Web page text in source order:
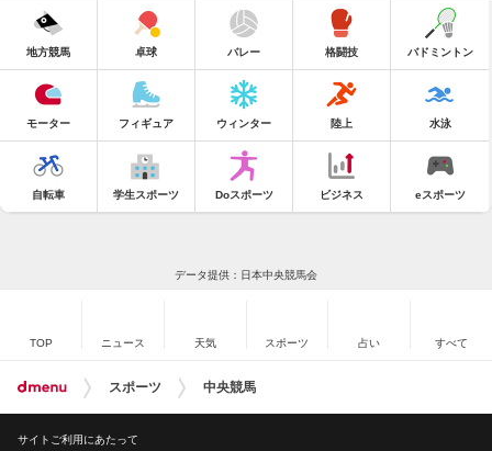
地方競馬 卓球 バレー 格闘技 バドミントン
モーター フィギュア ウィンター 陸上 水泳
自転車 学生スポーツ Doスポーツ ビジネス eスポーツ
データ提供：日本中央競馬会
TOP ニュース 天気 スポーツ 占い すべて
スポーツ 中央競馬
サイトご利用にあたって